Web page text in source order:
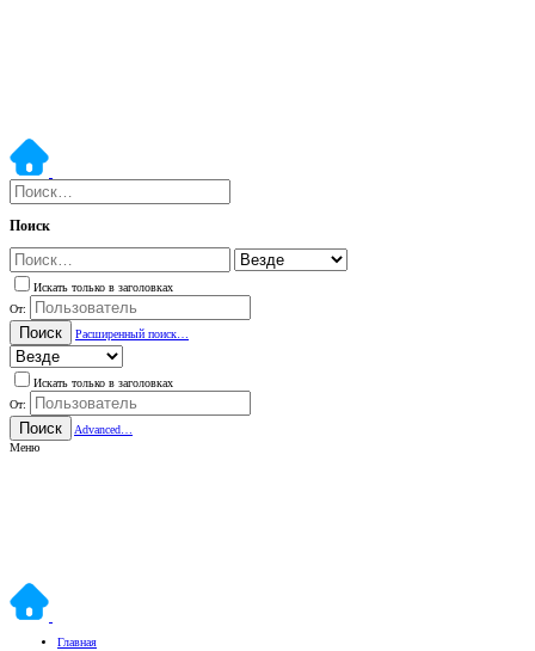
Поиск
Искать только в заголовках
От:
Поиск Расширенный поиск…
Искать только в заголовках
От:
Поиск
Advanced…
Меню
Главная